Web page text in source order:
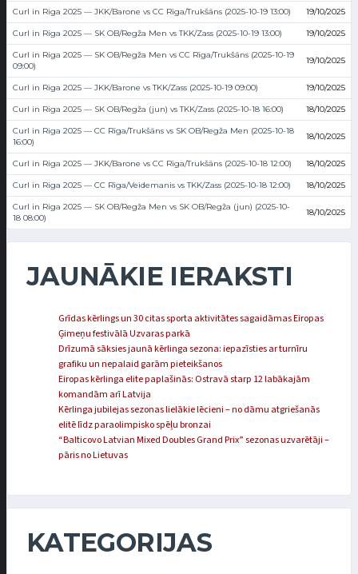
Curl in Riga 2025 — JKK/Barone vs CC Rīga/Trukšāns (2025-10-19 13:00) 19/10/2025
Curl in Riga 2025 — SK OB/Regža Men vs TKK/Zass (2025-10-19 13:00) 19/10/2025
Curl in Riga 2025 — SK OB/Regža Men vs CC Rīga/Trukšāns (2025-10-19
09:00)
19/10/2025
Curl in Riga 2025 — JKK/Barone vs TKK/Zass (2025-10-19 09:00) 19/10/2025
Curl in Riga 2025 — SK OB/Regža (jun) vs TKK/Zass (2025-10-18 16:00) 18/10/2025
Curl in Riga 2025 — CC Rīga/Trukšāns vs SK OB/Regža Men (2025-10-18
16:00)
18/10/2025
Curl in Riga 2025 — JKK/Barone vs CC Rīga/Trukšāns (2025-10-18 12:00) 18/10/2025
Curl in Riga 2025 — CC Rīga/Veidemanis vs TKK/Zass (2025-10-18 12:00) 18/10/2025
Curl in Riga 2025 — SK OB/Regža Men vs SK OB/Regža (jun) (2025-10-
18 08:00)
18/10/2025
JAUNĀKIE IERAKSTI
Grīdas kērlings un 30 citas sporta aktivitātes sagaidāmas Eiropas
Ģimeņu festivālā Uzvaras parkā
Drīzumā sāksies jaunā kērlinga sezona: iepazīsties ar turnīru
grafiku un nepalaid garām pieteikšanos
Eiropas kērlinga elite paplašinās: Ostravā starp 12 labākajām
komandām arī Latvija
Kērlinga jubilejas sezonas lielākie lēcieni – no dāmu atgriešanās
elitē līdz paraolimpisko spēļu bronzai
“Balticovo Latvian Mixed Doubles Grand Prix” sezonas uzvarētāji –
pāris no Lietuvas
KATEGORIJAS